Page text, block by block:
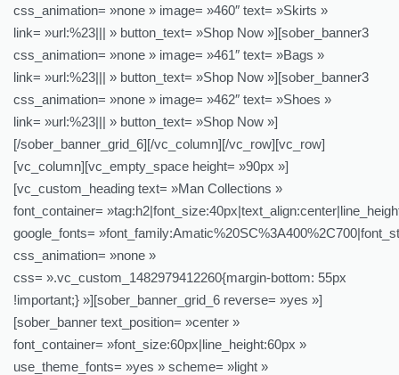
css_animation= »none » image= »460″ text= »Skirts »
link= »url:%23||| » button_text= »Shop Now »][sober_banner3
css_animation= »none » image= »461″ text= »Bags »
link= »url:%23||| » button_text= »Shop Now »][sober_banner3
css_animation= »none » image= »462″ text= »Shoes »
link= »url:%23||| » button_text= »Shop Now »]
[/sober_banner_grid_6][/vc_column][/vc_row][vc_row]
[vc_column][vc_empty_space height= »90px »]
[vc_custom_heading text= »Man Collections »
font_container=
google_fonts=
css_animation= »none »
css= ».vc_custom_1482979412260{margin-bottom: 55px
!important;} »][sober_banner_grid_6 reverse= »yes »]
[sober_banner text_position= »center »
font_container= »font_size:60px|line_height:60px »
use_theme_fonts= »yes » scheme= »light »